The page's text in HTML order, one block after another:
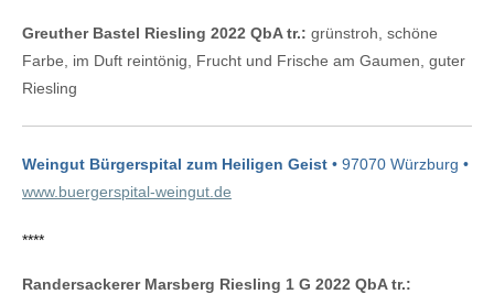
Greuther Bastel Riesling 2022 QbA tr.: grünstroh, schöne
Farbe, im Duft reintönig, Frucht und Frische am Gaumen, guter
Riesling
Weingut Bürgerspital zum Heiligen Geist • 97070 Würzburg •
www.buergerspital-weingut.de
****
Randersackerer Marsberg Riesling 1 G 2022 QbA tr.: